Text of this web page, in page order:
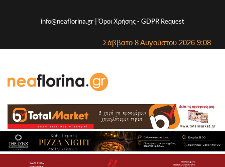
info@neaflorina.gr |Όροι Χρήσης- GDPR Request
Σάββατο 8 Αυγούστου 2026 9:08